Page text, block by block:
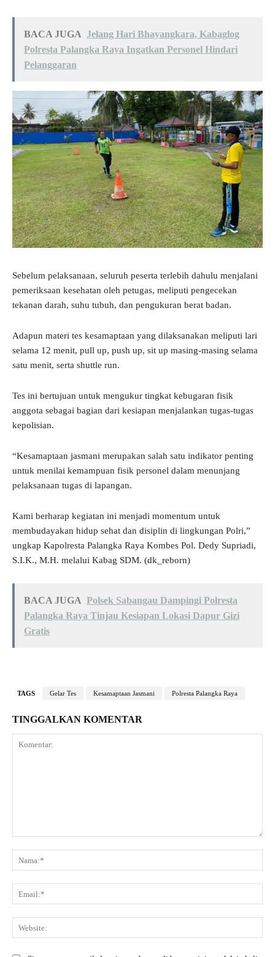
BACA JUGA Jelang Hari Bhayangkara, Kabaglog
Polresta Palangka Raya Ingatkan Personel Hindari
Pelanggaran
Sebelum pelaksanaan, seluruh peserta terlebih dahulu menjalani
pemeriksaan kesehatan oleh petugas, meliputi pengecekan
tekanan darah, suhu tubuh, dan pengukuran berat badan.
Adapun materi tes kesamaptaan yang dilaksanakan meliputi lari
selama 12 menit, pull up, push up, sit up masing-masing selama
satu menit, serta shuttle run.
Tes ini bertujuan untuk mengukur tingkat kebugaran fisik
anggota sebagai bagian dari kesiapan menjalankan tugas-tugas
kepolisian.
“Kesamaptaan jasmani merupakan salah satu indikator penting
untuk menilai kemampuan fisik personel dalam menunjang
pelaksanaan tugas di lapangan.
Kami berharap kegiatan ini menjadi momentum untuk
membudayakan hidup sehat dan disiplin di lingkungan Polri,”
ungkap Kapolresta Palangka Raya Kombes Pol. Dedy Supriadi,
S.I.K., M.H. melalui Kabag SDM. (dk_reborn)
BACA JUGA Polsek Sabangau Dampingi Polresta
Palangka Raya Tinjau Kesiapan Lokasi Dapur Gizi
Gratis
TAGS Gelar Tes Kesamaptaan Jasmani Polresta Palangka Raya
TINGGALKAN KOMENTAR